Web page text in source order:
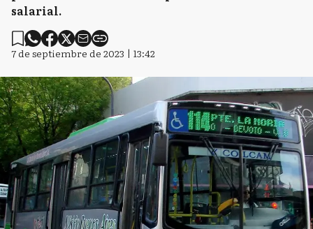
salarial.
7 de septiembre de 2023 | 13:42